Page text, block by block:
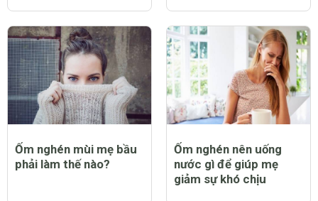
Ốm nghén mùi mẹ bầu
phải làm thế nào?
Ốm nghén nên uống
nước gì để giúp mẹ
giảm sự khó chịu